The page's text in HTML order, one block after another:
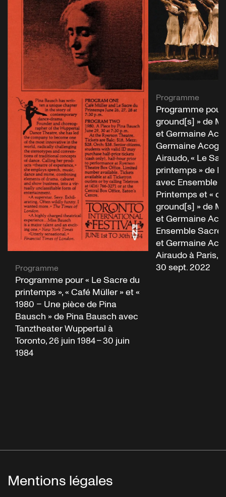
Programme
Programme pour « Le Sacre du
printemps », « Café Müller » et «
1980 – Une pièce de Pina
Bausch » de Pina Bausch avec
Tanztheater Wuppertal à
Toronto, 26 juin 1984 – 30 juin
1984
Programme
Programme
ground[s] » de
et Germaine
Germaine
Airaudo, « Le
printemps » de
avec Ensemble
Printemps et «
ground[s] » de
et Germaine
Ensemble Sacre
et Germaine
Airaudo à Paris,
30 sept. 2022
Mentions légales